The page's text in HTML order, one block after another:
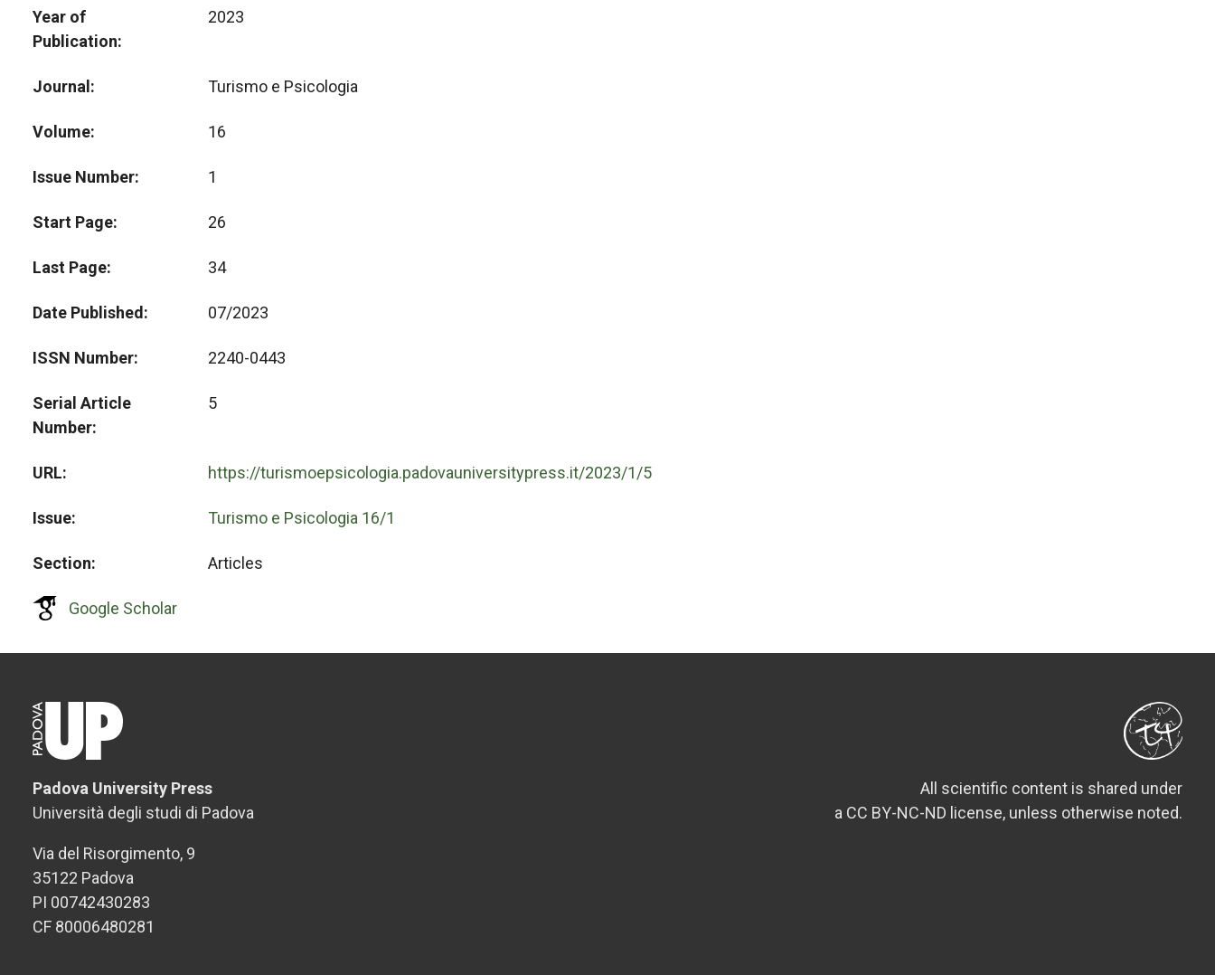
Year of
Publication
2023
Journal Turismo e Psicologia
Volume 16
Issue Number 1
Start Page 26
Last Page 34
Date Published 07/2023
ISSN Number 2240-0443
Serial Article
Number
5
URL https://turismoepsicologia.padovauniversitypress.it/2023/1/5
Issue Turismo e Psicologia 16/1
Section Articles
Google Scholar
Padova University Press
Università degli studi di Padova
Via del Risorgimento, 9
35122 Padova
PI 00742430283
CF 80006480281
All scientific content is shared under
a CC BY-NC-ND license, unless otherwise noted.